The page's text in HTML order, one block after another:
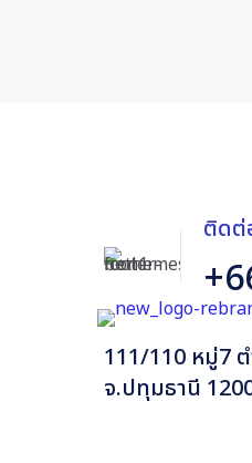
ติดต่
111/110 หมู่7
จ.ปทุมธานี